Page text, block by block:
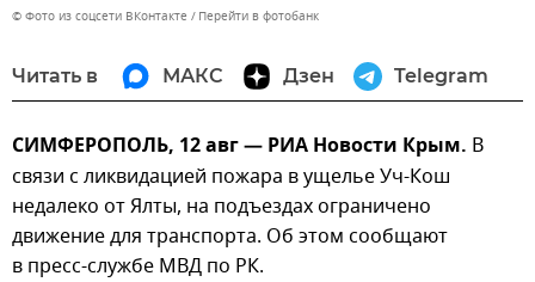
© Фото из соцсети ВКонтакте Перейти в фотобанк
Читать в МАКС Дзен Telegram
СИМФЕРОПОЛЬ, 12 авг — РИА Новости Крым. В
связи с ликвидацией пожара в ущелье Уч-Кош
недалеко от Ялты, на подъездах ограничено
движение для транспорта. Об этом сообщают
в пресс-службе МВД по РК.